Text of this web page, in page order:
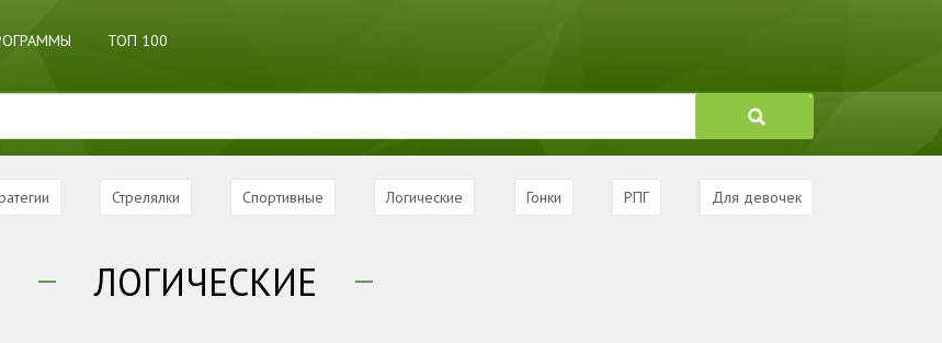
ТОП 100
Стрелялки Спортивные Логические Гонки РПГ Для девочек
ЛОГИЧЕСКИЕ